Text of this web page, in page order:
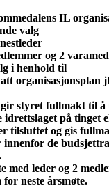
IL
valg
og 2
i henhold til
organisasjonsplan
styret fullmakt til å
idrettslaget på tinget
tilsluttet og gis
innenfor de
med leder og 2
for neste årsmøte.